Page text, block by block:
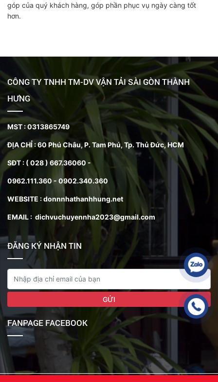
góp của quý khách hàng, góp phần phục vụ ngày càng tốt
hơn.
CÔNG TY TNHH TM-DV VẬN TẢI SÀI GÒN THÀNH
HƯNG
MST : 0313865749
ĐỊA CHỈ :60 Phú Châu, P. Tam Phú, Tp. Thủ Đức, HCM
SĐT : ( 028 ) 667.36060 -
0962.111.360 - 0902.340.360
WEBSITE : donnnhathanhhung.net
EMAIL : dichvuchuyennha2023@gmail.com
ĐĂNG KÝ NHẬN TIN
FANPAGE FACEBOOK